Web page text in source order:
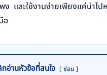
ง และใช้งานง่ายเพียงแค่นำไ
อ
อ่านหัวข้อที่สนใจ ซ่อน